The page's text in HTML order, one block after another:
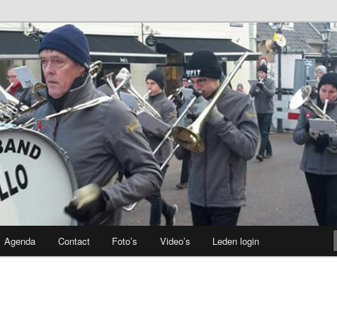
Agenda Contact Foto’s Video’s Leden login